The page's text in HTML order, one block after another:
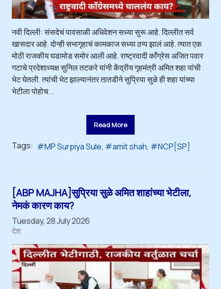
नवी दिल्ली: संसदेचं पावसाळी अधिवेशन सध्या सुरू आहे. दिल्लीत सर्व
खासदार आहे. दोन्ही सभागृहाचं कामकाज सध्या ठप्प झालं आहे. त्यात एक
मोठी राजकीय घडामोड समोर आली आहे. राष्ट्रवादी काँग्रेस अजित पवार
गटाचे प्रदेशाध्यक्ष सुनिल तटकरे यांनी केंद्रीय गृहमंत्री अमित शहा यांची
भेट घेतली. त्यांची भेट झाल्यानंतर तातडीने सुप्रिया सुळे ही शहा यांच्या
भेटीला पोहोच...
Read More
Tags: MP Surpiya Sule amit shah NCP[SP]
[ABP MAJHA]सुप्रिया सुळे अमित शाहांच्या भेटीला,
नेमकं कारण काय?
Tuesday, 28 July 2026
देश